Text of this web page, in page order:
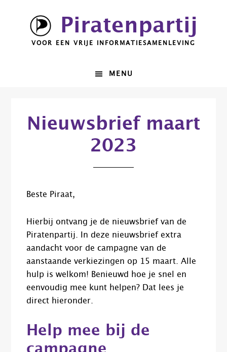
hoofdnavigatie
Piratenpartij
VOOR EEN VRIJE INFORMATIESAMENLEVING
MENU
Nieuwsbrief maart
2023
Beste Piraat,
Hierbij ontvang je de nieuwsbrief van de
Piratenpartij. In deze nieuwsbrief extra
aandacht voor de campagne van de
aanstaande verkiezingen op 15 maart. Alle
hulp is welkom! Benieuwd hoe je snel en
eenvoudig mee kunt helpen? Dat lees je
direct hieronder.
Help mee bij de